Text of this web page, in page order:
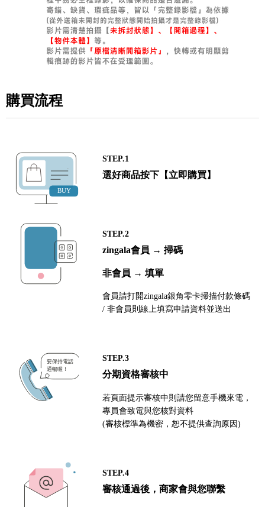
購買流程
STEP.1
選好商品按下【立即購買】
STEP.2
zingala會員 → 掃碼
非會員 → 填單
會員請打開zingala銀角零卡掃描付款條碼
/ 非會員則線上填寫申請資料並送出
STEP.3
分期資格審核中
若頁面提示審核中則請您留意手機來電，
專員會致電與您核對資料
(審核標準為機密，恕不提供查詢原因)
STEP.4
審核通過後，商家會與您聯繫